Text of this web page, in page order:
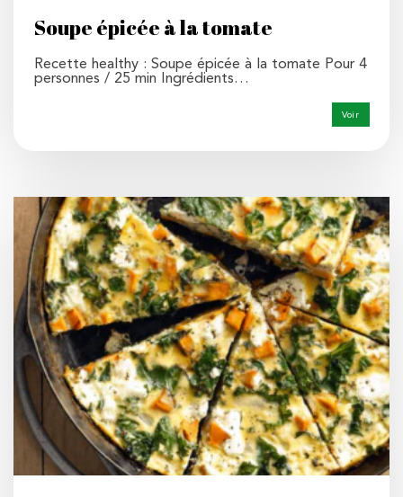
Soupe épicée à la tomate
Recette healthy : Soupe épicée à la tomate Pour 4
personnes / 25 min Ingrédients…
Voir